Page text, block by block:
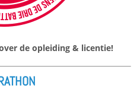
de opleiding & licentie!